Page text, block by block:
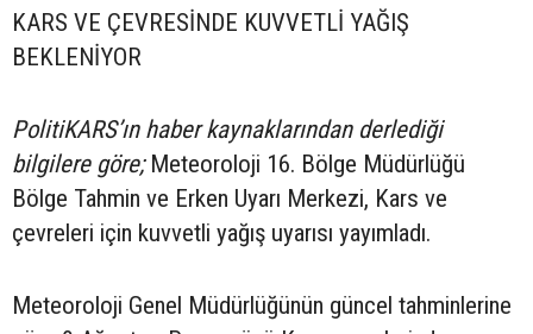
KARS VE ÇEVRESİNDE KUVVETLİ YAĞIŞ
BEKLENİYOR
PolitiKARS’ın haber kaynaklarından derlediği
bilgilere göre;Meteoroloji 16. Bölge Müdürlüğü
Bölge Tahmin ve Erken Uyarı Merkezi, Kars ve
çevreleri için kuvvetli yağış uyarısı yayımladı.
Meteoroloji Genel Müdürlüğünün güncel tahminlerine